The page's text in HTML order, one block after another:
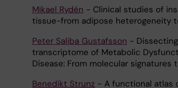
Mikael Rydén - Clinical studies of
tissue-from adipose heterogeneity
Peter Saliba Gustafsson -
transcriptome of Metabolic
Disease: From molecular
Benedikt Strunz - A functional atlas